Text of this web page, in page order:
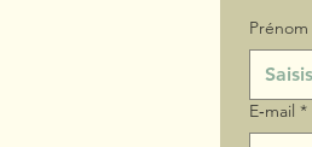
Prénom
E‑mail *